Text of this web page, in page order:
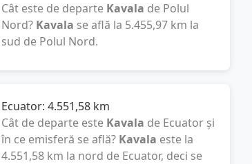
Cât este de departe Kavala de Polul
Nord? Kavala se află la 5.455,97 km la
sud de Polul Nord.
Ecuator: 4.551,58 km
Cât de departe este Kavala de Ecuator și
în ce emisferă se află? Kavala este la
4.551,58 km la nord de Ecuator, deci se